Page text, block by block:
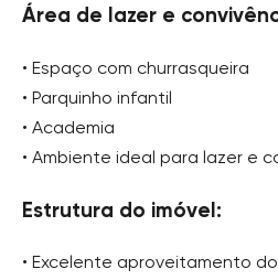
Área de lazer e
• Espaço com churrasqueira
• Parquinho infantil
• Academia
• Ambiente ideal para lazer e
Estrutura do imóvel:
• Excelente aproveitamento